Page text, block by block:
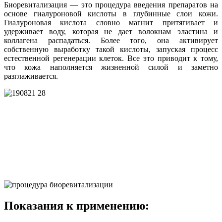
Биоревитализация — это процедура введения препаратов на
основе гиалуроновой кислоты в глубинные слои кожи.
Гиалуроновая кислота словно магнит притягивает и
удерживает воду, которая не дает волокнам эластина и
коллагена распадаться. Более того, она активирует
собственную выработку такой кислоты, запуская процесс
естественной регенерации клеток. Все это приводит к тому,
что кожа наполняется жизненной силой и заметно
разглаживается.
Показания к применению: